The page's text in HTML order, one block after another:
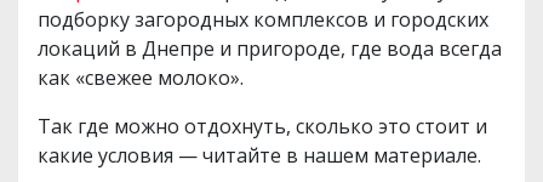
подборку загородных комплексов и городских
локаций в Днепре и пригороде, где вода всегда
как «свежее молоко».
Так где можно отдохнуть, сколько это стоит и
какие условия — читайте в нашем материале.